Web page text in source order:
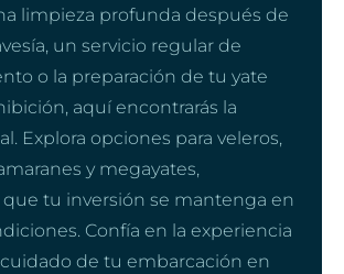
limpieza profunda después de
un servicio regular de
o la preparación de tu yate
aquí encontrarás la
Explora opciones para veleros,
y megayates,
tu inversión se mantenga en
Confía en la experiencia
cuidado de tu embarcación en